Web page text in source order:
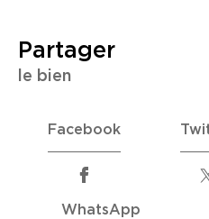
partager
le bien
Facebook
WhatsApp